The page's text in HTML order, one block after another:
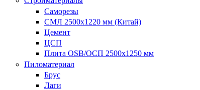
Саморезы
СМЛ 2500х1220 мм (Китай)
Цемент
ЦСП
Плита OSB/ОСП 2500х1250 мм
Пиломатериал
Брус
Лаги